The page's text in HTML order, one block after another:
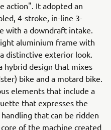
action". It adopted an
4-stroke, in-line 3-
with a downdraft intake.
aluminium frame with
distinctive exterior look.
hybrid design that mixes
bike and a motard bike.
elements that include a
that expresses the
that can be ridden
of the machine created